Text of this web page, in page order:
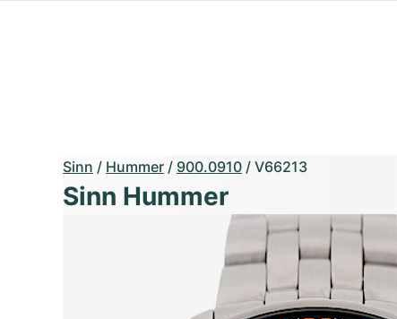
Sinn / Hummer / 900.0910 / V66213
Sinn Hummer